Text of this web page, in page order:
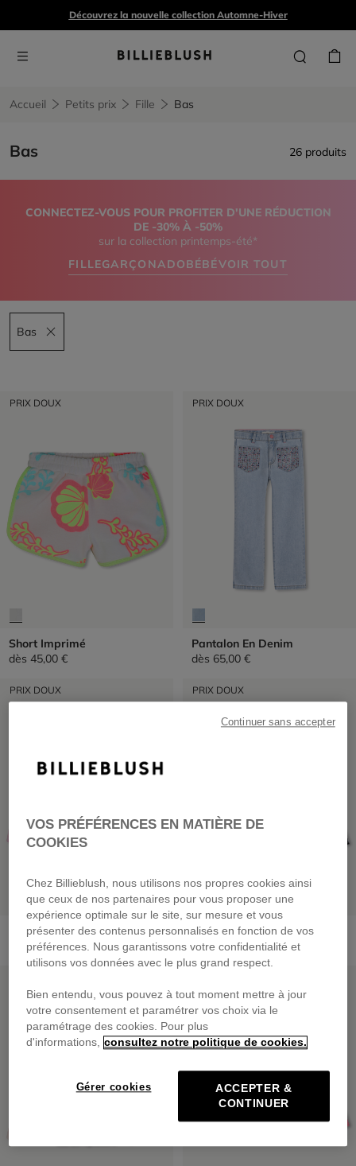
Découvrez la nouvelle collection Automne-Hiver
Accueil Petits prix Fille Bas
Bas 26 produits
CONNECTEZ-VOUS POUR PROFITER D'UNE RÉDUCTION
DE -30% À -50%
sur la collection printemps-été*
FILLEGARÇONADOBÉBÉVOIR TOUT
Bas
Remove filter Bas
PRIX DOUX
Short Imprimé
dès 45,00 €
PRIX DOUX
Pantalon En Denim
dès 65,00 €
PRIX DOUX
Short En Molleton
dès45,00 €
PRIX DOUX
Jupe En Coton Vichy
dès55,00 €
VOS PRÉFÉRENCES EN MATIÈRE DE
COOKIES
Chez Billieblush, nous utilisons nos propres cookies ainsi
que ceux de nos partenaires pour vous proposer une
expérience optimale sur le site, sur mesure et vous
présenter des contenus personnalisés en fonction de vos
préférences. Nous garantissons votre confidentialité et
utilisons vos données avec le plus grand respect.
Bien entendu, vous pouvez à tout moment mettre à jour
votre consentement et paramétrer vos choix via le
paramétrage des cookies. Pour plus
d'informations,
consultez notre politique de cookies.
Gérer cookies
ACCEPTER &
CONTINUER
Continuer sans accepter